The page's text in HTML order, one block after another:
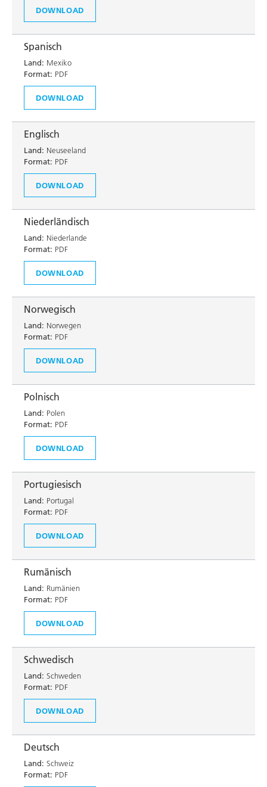
DOWNLOAD
Spanisch
Land: Mexiko
Format: PDF
DOWNLOAD
Englisch
Land: Neuseeland
Format: PDF
DOWNLOAD
Niederländisch
Land: Niederlande
Format: PDF
DOWNLOAD
Norwegisch
Land: Norwegen
Format: PDF
DOWNLOAD
Polnisch
Land: Polen
Format: PDF
DOWNLOAD
Portugiesisch
Land: Portugal
Format: PDF
DOWNLOAD
Rumänisch
Land: Rumänien
Format: PDF
DOWNLOAD
Schwedisch
Land: Schweden
Format: PDF
DOWNLOAD
Deutsch
Land: Schweiz
Format: PDF